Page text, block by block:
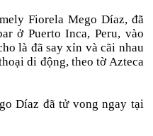
Fiorela Mego Díaz, đã
ở Puerto Inca, Peru, vào
là đã say xỉn và cãi nhau
di động, theo tờ Azteca
Díaz đã tử vong ngay tại